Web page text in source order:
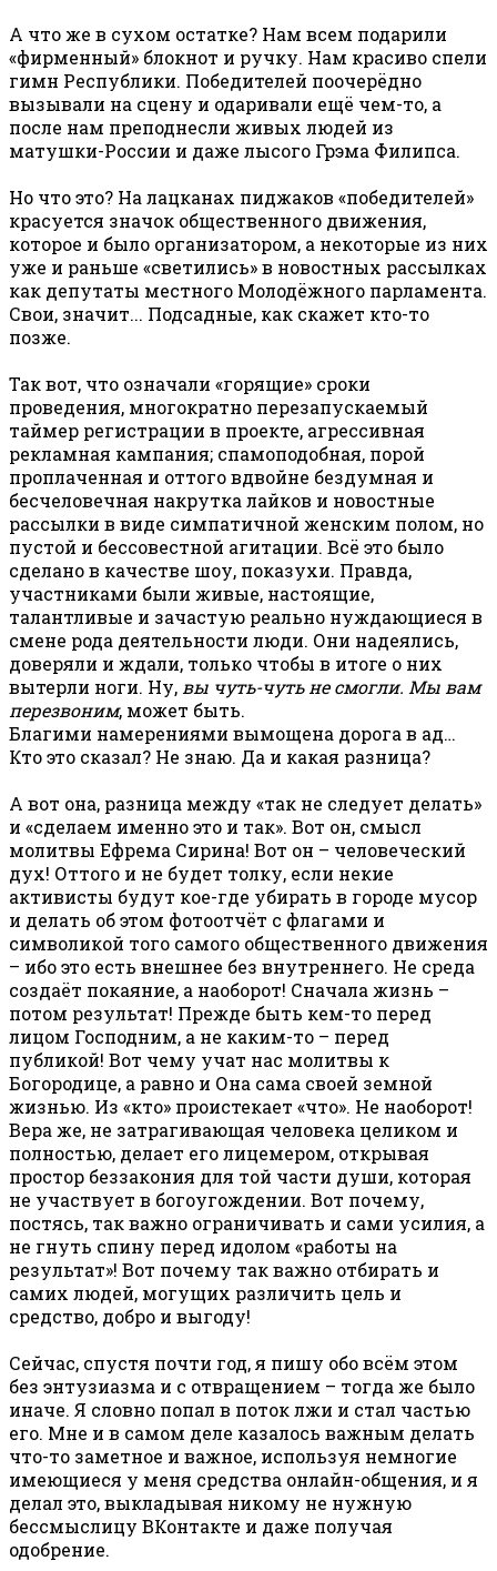
А что же в сухом остатке? Нам всем подарили
«фирменный» блокнот и ручку. Нам красиво спели
гимн Республики. Победителей поочерёдно
вызывали на сцену и одаривали ещё чем-то, а
после нам преподнесли живых людей из
матушки-России и даже лысого Грэма Филипса.
Но что это? На лацканах пиджаков «победителей»
красуется значок общественного движения,
которое и было организатором, а некоторые из них
уже и раньше «светились» в новостных рассылках
как депутаты местного Молодёжного парламента.
Свои, значит... Подсадные, как скажет кто-то
позже.
Так вот, что означали «горящие» сроки
проведения, многократно перезапускаемый
таймер регистрации в проекте, агрессивная
рекламная кампания; спамоподобная, порой
проплаченная и оттого вдвойне бездумная и
бесчеловечная накрутка лайков и новостные
рассылки в виде симпатичной женским полом, но
пустой и бессовестной агитации. Всё это было
сделано в качестве шоу, показухи. Правда,
участниками были живые, настоящие,
талантливые и зачастую реально нуждающиеся в
смене рода деятельности люди. Они надеялись,
доверяли и ждали, только чтобы в итоге о них
вытерли ноги. Ну, вы чуть-чуть не смогли. Мы вам
перезвоним, может быть.
Благими намерениями вымощена дорога в ад…
Кто это сказал? Не знаю. Да и какая разница?
А вот она, разница между «так не следует делать»
и «сделаем именно это и так». Вот он, смысл
молитвы Ефрема Сирина! Вот он – человеческий
дух! Оттого и не будет толку, если некие
активисты будут кое-где убирать в городе мусор
и делать об этом фотоотчёт с флагами и
символикой того самого общественного движения
– ибо это есть внешнее без внутреннего. Не среда
создаёт покаяние, а наоборот! Сначала жизнь –
потом результат! Прежде быть кем-то перед
лицом Господним, а не каким-то – перед
публикой! Вот чему учат нас молитвы к
Богородице, а равно и Она сама своей земной
жизнью. Из «кто» проистекает «что». Не наоборот!
Вера же, не затрагивающая человека целиком и
полностью, делает его лицемером, открывая
простор беззакония для той части души, которая
не участвует в богоугождении. Вот почему,
постясь, так важно ограничивать и сами усилия, а
не гнуть спину перед идолом «работы на
результат»! Вот почему так важно отбирать и
самих людей, могущих различить цель и
средство, добро и выгоду!
Сейчас, спустя почти год, я пишу обо всём этом
без энтузиазма и с отвращением – тогда же было
иначе. Я словно попал в поток лжи и стал частью
его. Мне и в самом деле казалось важным делать
что-то заметное и важное, используя немногие
имеющиеся у меня средства онлайн-общения, и я
делал это, выкладывая никому не нужную
бессмыслицу ВКонтакте и даже получая
одобрение.